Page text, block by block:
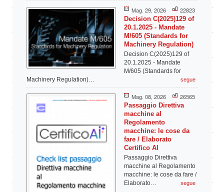
Mag. 29, 2026 22823
Decision C(2025)129 of
20.1.2025 - Mandate
M/605 (Standards for
Machinery Regulation)
Decision C(2025)129 of
20.1.2025 - Mandate
M/605 (Standards for
Machinery Regulation)…
segue
Mag. 08, 2026 26565
Passaggio Direttiva
macchine al
Regolamento
macchine: le cose da
fare / Elaborato
Certifico AI
Passaggio Direttiva
macchine al Regolamento
macchine: le cose da fare /
Elaborato…
segue